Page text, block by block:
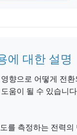
에 대한 설명
향으로 어떻게 전
움이 될 수 있습니
를 측정하는 전력의